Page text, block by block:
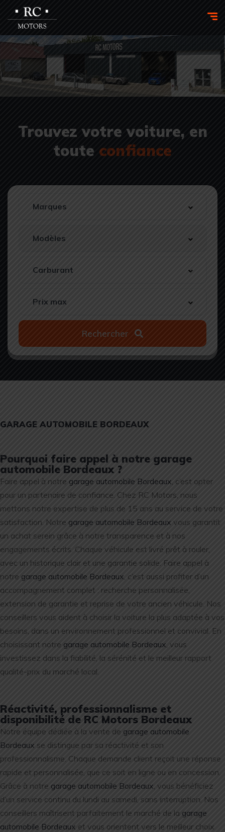
Trouvez votre voiture, en
toute confiance
Rechercher
GARAGE AUTOMOBILE BORDEAUX
Pourquoi faire appel à notre garage
automobile Bordeaux ?
Faire appel à notre garage automobile Bordeaux , c’est opter
pour un partenaire de confiance. Chez RC Motors, nous
mettons notre expertise de plus de 15 ans au service de votre
satisfaction. Notre garage automobile Bordeaux vous garantit
un achat serein grâce à notre transparence et à nos
engagements écrits. Chaque véhicule est livré prêt à rouler,
avec un historique clair et une garantie solide. Faire appel à
notre garage automobile Bordeaux , c’est aussi profiter d’un
accompagnement complet : recherche personnalisée,
extension de garantie et reprise de votre ancien véhicule. Nos
conseillers vous aident à choisir la voiture la plus adaptée à vos
besoins, dans un environnement professionnel et convivial. En
choisissant notre garage automobile Bordeaux , vous
investissez dans la fiabilité, la sérénité et le meilleur rapport
qualité-prix du marché local.
Réactivité, professionnalisme et
disponibilité de RC Motors Bordeaux
Notre équipe dédiée à la vente de garage automobile
Bordeaux se distingue par sa réactivité et son
professionnalisme. Chaque demande client reçoit une réponse
rapide et personnalisée, que ce soit en ligne ou en concession.
Grâce à notre garage automobile Bordeaux , vous bénéficiez
d’un service continu du lundi au samedi, sans interruption. Nos
conseillers maîtrisent parfaitement le marché de la garage
automobile Bordeaux et vous orientent vers le meilleur choix